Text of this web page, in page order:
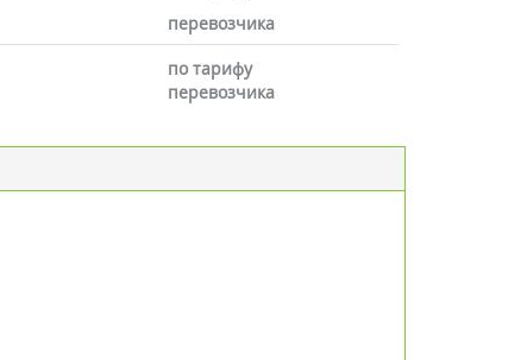
перевозчика
по тарифу
перевозчика